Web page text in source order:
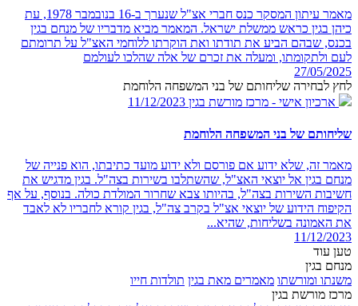
מאמר עיתון המסקר כנס חברי אצ"ל שנערך ב-16 בנובמבר 1978, עת
כיהן בגין כראש ממשלת ישראל. המאמר מביא מדבריו של מנחם בגין
בכנס, שבהם הביע את תודתו ואת הוקרתו ללוחמי האצ"ל על תרומתם
לעם ולתקומתו, ומעלה את זכרם של אלה שהלכו לעולמם
27/05/2025
לחץ לבחירה שליחותם של בני המשפחה הלוחמת
ארכיון אישי - מרכז מורשת בגין 11/12/2023
שליחותם של בני המשפחה הלוחמת
מאמר זה, שלא ידוע אם פורסם ולא ידוע מועד כתיבתו, הוא פנייה של
מנחם בגין אל יוצאי האצ"ל, שהשתלבו בשירות בצה"ל. בגין מדגיש את
חשיבות השירות בצה"ל, בהיותו צבא שחרור המולדת כולה. בנוסף, על אף
הקיפוח הידוע של יוצאי אצ"ל בקרב צה"ל, בגין קורא לחבריו לא לאבד
את האמונה בשליחות, שהיא...
11/12/2023
טען עוד
מנחם בגין
משנתו ומורשתו מאמרים מאת בגין תולדות חייו
מרכז מורשת בגין